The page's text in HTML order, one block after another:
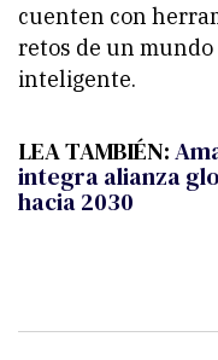
cuenten con
retos de un mundo
inteligente.
LEA TAMBIÉN:
integra alianza
hacia 2030